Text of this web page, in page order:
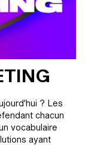
? Les
chacun
vocabulaire
ayant